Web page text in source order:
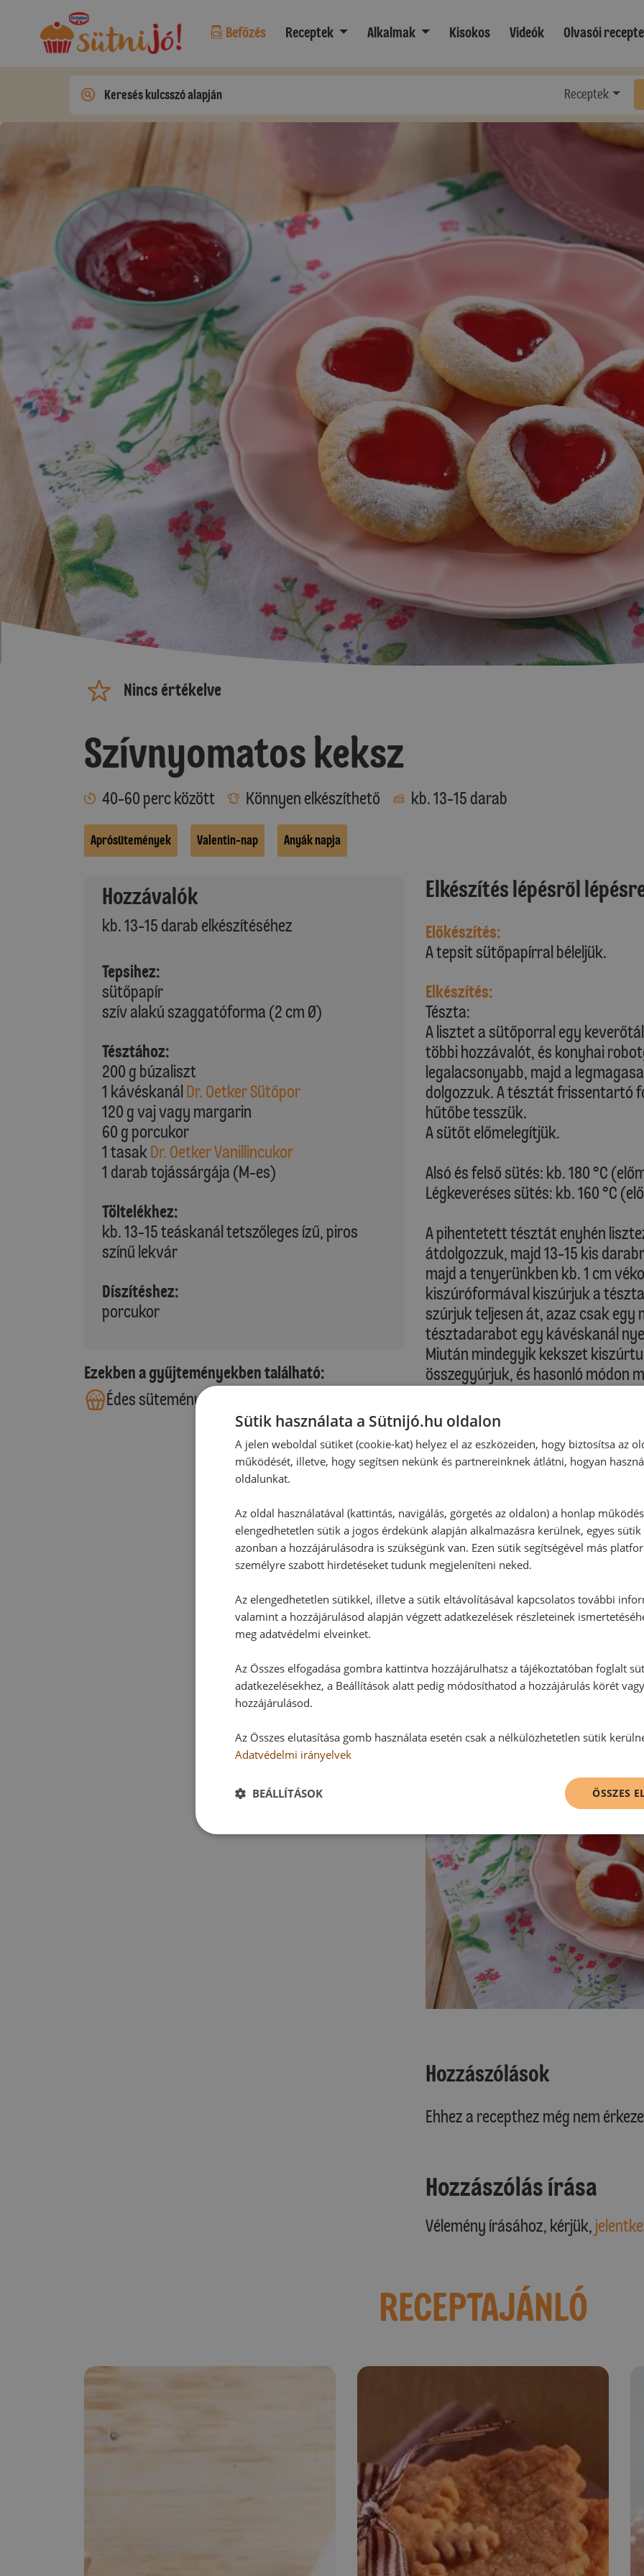
Befőzés Receptek Alkalmak Kisokos Videók Olvasói
Receptek
Nincs értékelve
Szívnyomatos keksz
40-60 perc között Könnyen elkészíthető kb. 13-15 darab
Aprósütemények Valentin-nap Anyák napja
Hozzávalók
kb. 13-15 darab elkészítéséhez
Tepsihez:
sütőpapír
szív alakú szaggatóforma (2 cm Ø)
Tésztához:
200 g búzaliszt
1 kávéskanálDr. Oetker Sütőpor
120 g vaj vagy margarin
60 g porcukor
1 tasakDr. Oetker Vanillincukor
1 darab tojássárgája (M-es)
Töltelékhez:
kb. 13-15 teáskanál tetszőleges ízű, piros
színű lekvár
Díszítéshez:
porcukor
Ezekben a gyűjteményekben található:
Édes sütemények
Elkészítés lépésről
Előkészítés:
A tepsit sütőpapírral béleljük.
Elkészítés:
Tészta:
A lisztet a sütőporral egy
többi hozzávalót, és konyhai
legalacsonyabb, majd a
dolgozzuk. A tésztát frissentartó
hűtőbe tesszük.
A sütőt előmelegítjük.
Alsó és felső sütés: kb. 180 °C
Légkeveréses sütés: kb. 160 °C
A pihentetett tésztát enyhén
átdolgozzuk, majd 13-15 kis
majd a tenyerünkben kb. 1 cm
kiszúróformával kiszúrjuk a
szúrjuk teljesen át, azaz csak
tésztadarabot egy kávéskanál
Miután mindegyik kekszet
összegyúrjuk, és hasonló módon
A kekszeket az előkészített
távolságra, majd a tepsit a sütő
megsütjük.
Sütési idő: kb. 15-17 perc
Kérjük vegye figyelembe saját
A kekszeket a tepsiben hagyjuk
porcukorral. A lekvárt egy kis
fagyasztótasakba) töltjük, és a
A töltéshez sima, selymes állagú
egy kis lábasban melegítsük fel,
Hozzászólások
Ehhez a recepthez még nem
Hozzászólás írása
Vélemény írásához, kérjük,
RECEPTAJÁNLÓ
Sütik használata a Sütnijó.hu oldalon
A jelen weboldal sütiket (cookie-kat) helyez el az eszközeiden, hogy biztosítsa az
működését, illetve, hogy segítsen nekünk és partnereinknek átlátni, hogyan
oldalunkat.
Az oldal használatával (kattintás, navigálás, görgetés az oldalon) a honlap
elengedhetetlen sütik a jogos érdekünk alapján alkalmazásra kerülnek, egyes
azonban a hozzájárulásodra is szükségünk van. Ezen sütik segítségével más
személyre szabott hirdetéseket tudunk megjeleníteni neked.
Az elengedhetetlen sütikkel, illetve a sütik eltávolításával kapcsolatos további
valamint a hozzájárulásod alapján végzett adatkezelések részleteinek
meg adatvédelmi elveinket.
Az Összes elfogadása gombra kattintva hozzájárulhatsz a tájékoztatóban foglalt
adatkezelésekhez, a Beállítások alatt pedig módosíthatod a hozzájárulás körét
hozzájárulásod.
Az Összes elutasítása gomb használata esetén csak a nélkülözhetetlen sütik
Adatvédelmi irányelvek
ÖSSZES
BEÁLLÍTÁSOK